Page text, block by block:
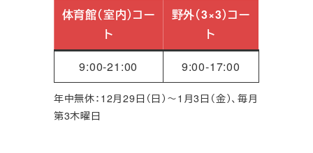
体育館（室内）コー
ト
野外（3×3）コー
ト
9:00‐21:00 9:00‐17:00
年中無休：12月29日（日）～1月3日（金）、毎月
第3木曜日